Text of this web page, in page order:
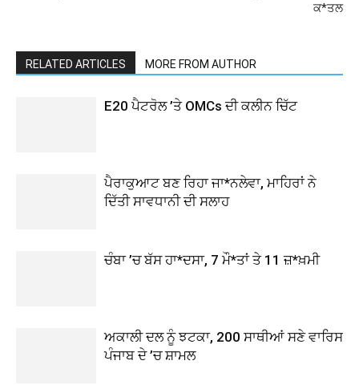
ਕ*ਤਲ
RELATED ARTICLES MORE FROM AUTHOR
E20 ਪੈਟਰੋਲ ’ਤੇ OMCs ਦੀ ਕਲੀਨ ਚਿੱਟ
ਪੈਰਾਕੁਆਟ ਬਣ ਰਿਹਾ ਜਾ*ਨਲੇਵਾ, ਮਾਹਿਰਾਂ ਨੇ
ਦਿੱਤੀ ਸਾਵਧਾਨੀ ਦੀ ਸਲਾਹ
ਚੰਬਾ ’ਚ ਬੱਸ ਹਾ*ਦਸਾ, 7 ਮੌ*ਤਾਂ ਤੇ 11 ਜ਼*ਖ਼ਮੀ
ਅਕਾਲੀ ਦਲ ਨੂੰ ਝਟਕਾ, 200 ਸਾਥੀਆਂ ਸਣੇ ਵਾਰਿਸ
ਪੰਜਾਬ ਦੇ ’ਚ ਸ਼ਾਮਲ